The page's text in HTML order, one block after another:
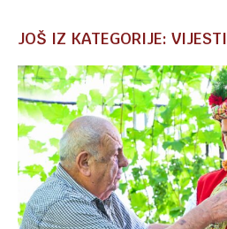
JOŠ IZ KATEGORIJE: VIJESTI